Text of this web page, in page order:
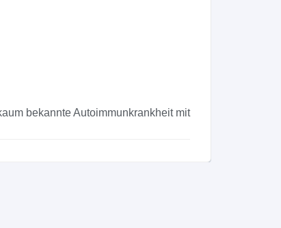
bekannte Autoimmunkrankheit mit